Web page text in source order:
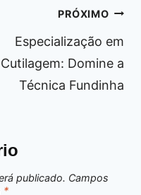
PRÓXIMO
Especialização em
Cutilagem: Domine a
Técnica Fundinha
publicado. Campos
*